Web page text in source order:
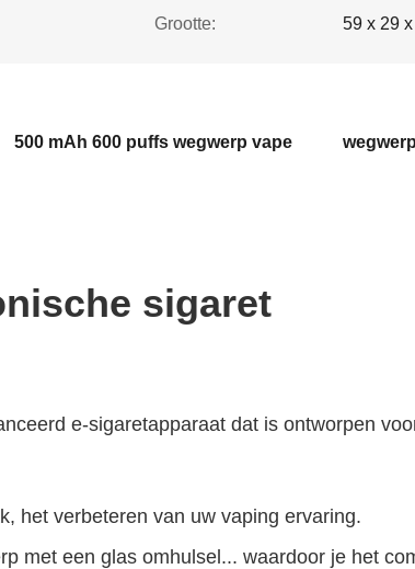
Grootte: 59 x 29
500 mAh 600 puffs wegwerp vape
sigaret
e-sigaretapparaat dat is ontworpen
het verbeteren van uw vaping ervaring.
met een glas omhulsel... waardoor je het